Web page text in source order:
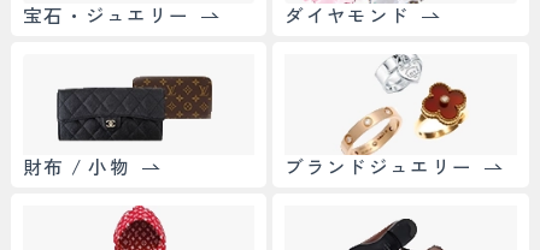
宝石・ジュエリー ダイヤモンド
財布 / 小物 ブランドジュエリー